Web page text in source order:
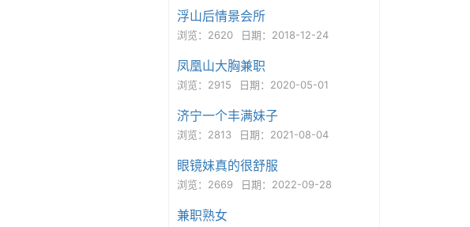
浮山后情景会所
浏览：2620 日期：2018-12-24
凤凰山大胸兼职
浏览：2915 日期：2020-05-01
济宁一个丰满妹子
浏览：2813 日期：2021-08-04
眼镜妹真的很舒服
浏览：2669 日期：2022-09-28
兼职熟女